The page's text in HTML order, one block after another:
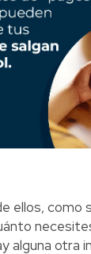
ellos, como
alguna otra